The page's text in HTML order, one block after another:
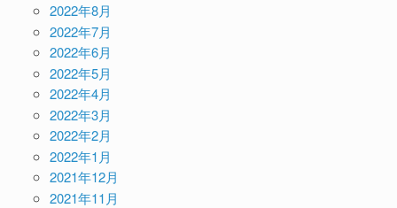
2022年8月
2022年7月
2022年6月
2022年5月
2022年4月
2022年3月
2022年2月
2022年1月
2021年12月
2021年11月